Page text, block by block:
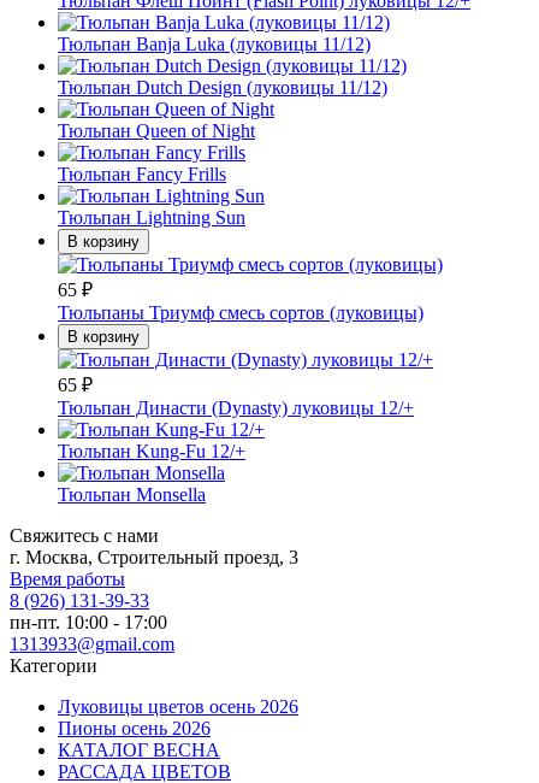
Тюльпан Banja Luka (луковицы 11/12)
Тюльпан Dutch Design (луковицы 11/12)
Тюльпан Queen of Night
Тюльпан Fancy Frills
Тюльпан Lightning Sun
В корзину
65 ₽
Тюльпаны Триумф смесь сортов (луковицы)
В корзину
65 ₽
Тюльпан Династи (Dynasty) луковицы 12/+
Тюльпан Kung-Fu 12/+
Тюльпан Monsella
Свяжитесь с нами
г. Москва, Строительный проезд, 3
Время работы
8 (926) 131-39-33
пн-пт. 10:00 - 17:00
1313933@gmail.com
Категории
Луковицы цветов осень 2026
Пионы осень 2026
КАТАЛОГ ВЕСНА
РАССАДА ЦВЕТОВ